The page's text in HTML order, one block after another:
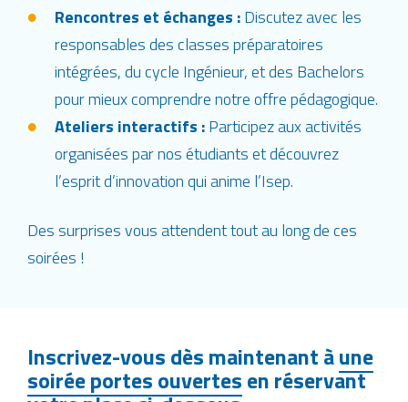
Rencontres et échanges :Discutez avec les
responsables des classes préparatoires
intégrées, du cycle Ingénieur, et des Bachelors
pour mieux comprendre notre offre pédagogique.
Ateliers interactifs :Participez aux activités
organisées par nos étudiants et découvrez
l’esprit d’innovation qui anime l’Isep.
Des surprises vous attendent tout au long de ces
soirées !
Inscrivez-vous dès maintenant àune
soirée portes ouvertesen réservant